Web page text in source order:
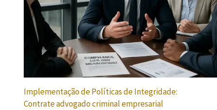
Implementação de Políticas de Integridade:
Contrate advogado criminal empresarial